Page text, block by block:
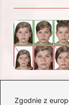
Zgodnie z